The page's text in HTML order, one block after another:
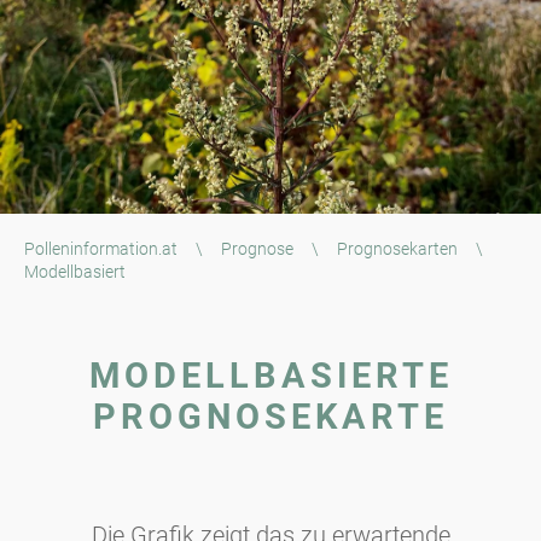
Polleninformation.at \ Prognose \ Prognosekarten
\
Modellbasiert
MODELLBASIERTE
PROGNOSEKARTE
Die Grafik zeigt das zu erwartende